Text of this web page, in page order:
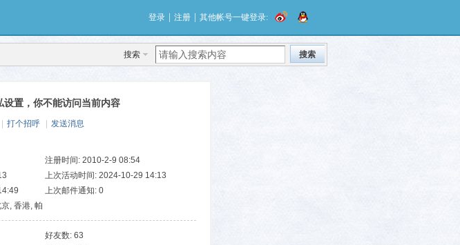
登录 注册 其他帐号一键登录:
搜索 搜索
设置，你不能访问当前内容
打个招呼
发送消息
注册时间: 2010-2-9 08:54
上次活动时间: 2024-10-29 14:13
上次邮件通知: 0
, 香港, 帕
好友数: 63